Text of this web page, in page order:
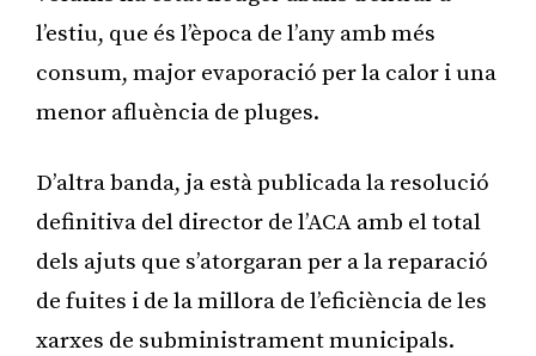
l’estiu, que és l’època de l’any amb més
consum, major evaporació per la calor i una
menor afluència de pluges.
D’altra banda, ja està publicada la resolució
definitiva del director de l’ACA amb el total
dels ajuts que s’atorgaran per a la reparació
de fuites i de la millora de l’eficiència de les
xarxes de subministrament municipals.